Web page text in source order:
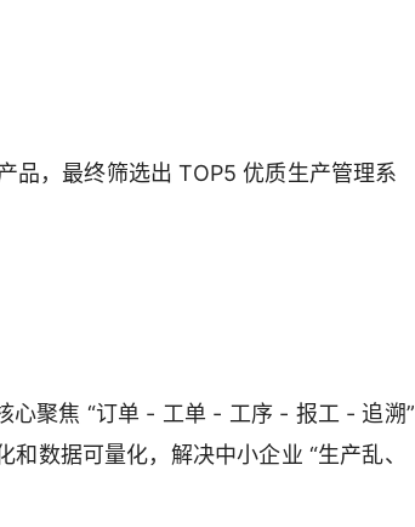
品，最终筛选出 TOP5 优质生产管理系
心聚焦 “订单 - 工单 - 工序 - 报工 - 追溯”
数据可量化，解决中小企业 “生产乱、